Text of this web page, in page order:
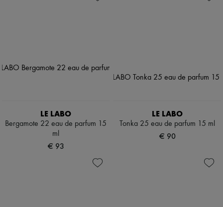
LE LABO
Bergamote 22 eau de parfum 15
ml
€ 93
LE LABO
Tonka 25 eau de parfum 15 ml
€ 90